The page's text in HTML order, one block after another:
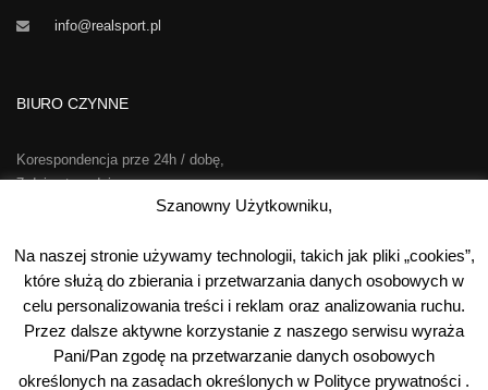
info@realsport.pl
BIURO CZYNNE
Korespondencja prze 24h / dobę,
7 dni w tygodniu
Sobota:
kontakt telefoniczny
Niedziela:
nieczynne
Szanowny Użytkowniku,
Na naszej stronie używamy technologii, takich jak pliki „cookies”,
które służą do zbierania i przetwarzania danych osobowych w
celu personalizowania treści i reklam oraz analizowania ruchu.
Przez dalsze aktywne korzystanie z naszego serwisu wyraża
Pani/Pan zgodę na przetwarzanie danych osobowych
określonych na zasadach określonych w Polityce prywatności .